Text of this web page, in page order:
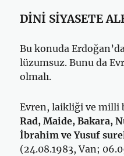
DİNİ SİYASETE
Bu konuda
lüzumsuz. Bunu da
olmalı.
Evren, laikliği ve
Rad, Maide, Bakara,
İbrahim ve Yusuf
(24.08.1983, Van;